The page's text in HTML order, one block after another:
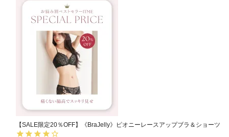
【SALE限定20％OFF】《BraJelly》ピオニーレースアップブラ＆ショーツ